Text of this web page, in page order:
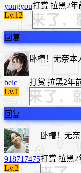
yongyou
Lv.12
打赏 拉黑2年
回复
beic
Lv.1
卧槽！无奈本
打赏 拉黑2年
回复
918717475
Lv.2
卧槽！无
打赏 拉黑2